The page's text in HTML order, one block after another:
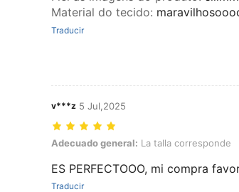
Material do tecido:
Traducir
v***z 5 Jul,2025
Adecuado general: La talla corresponde, Color:
Adecuado general: La talla corresponde
ES PERFECTOOO, mi compra
Traducir